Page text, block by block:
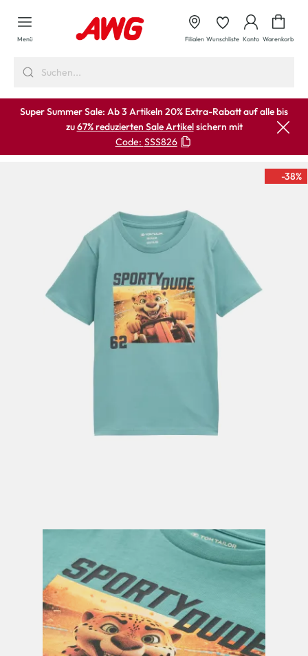
springen
Menü Filialen Wunschliste Konto Warenkorb
Super Summer Sale: Ab 3 Artikeln 20% Extra-Rabatt auf alle bis
zu67% reduzierten Sale Artikelsichern mit
Code: SSS826
-38%